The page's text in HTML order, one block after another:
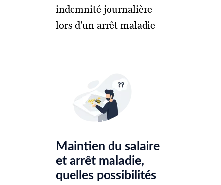
indemnité journalière
lors d'un arrêt maladie
Maintien du salaire
et arrêt maladie,
quelles possibilités